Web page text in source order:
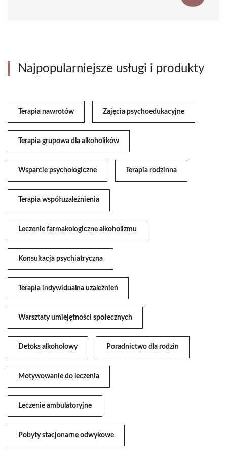
Najpopularniejsze usługi i produkty
Terapia nawrotów Zajęcia psychoedukacyjne
Terapia grupowa dla alkoholików
Wsparcie psychologiczne Terapia rodzinna
Terapia współuzależnienia
Leczenie farmakologiczne alkoholizmu
Konsultacja psychiatryczna
Terapia indywidualna uzależnień
Warsztaty umiejętności społecznych
Detoks alkoholowy Poradnictwo dla rodzin
Motywowanie do leczenia
Leczenie ambulatoryjne
Pobyty stacjonarne odwykowe